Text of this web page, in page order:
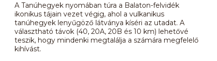
A Tanúhegyek nyomában túra a Balaton-felvidék
ikonikus tájain vezet végig, ahol a vulkanikus
tanúhegyek lenyűgöző látványa kíséri az utadat. A
választható távok (40, 20A, 20B és 10 km) lehetővé
teszik, hogy mindenki megtalálja a számára megfelelő
kihívást.